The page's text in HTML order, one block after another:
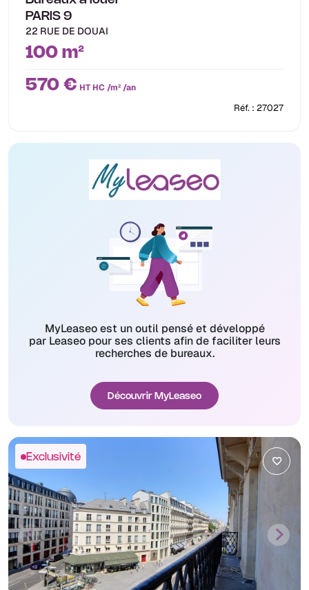
PARIS 9
22 RUE DE DOUAI
100 m²
570 € HT HC /m² /an
Réf. : 27027
MyLeaseo est un outil pensé et développé
par Leaseo pour ses clients afin de faciliter leurs
recherches de bureaux.
Découvrir MyLeaseo
Exclusivité